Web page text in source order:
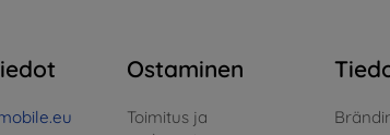
Ostaminen
Toimitus ja